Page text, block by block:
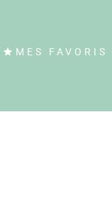
MES FAVORIS